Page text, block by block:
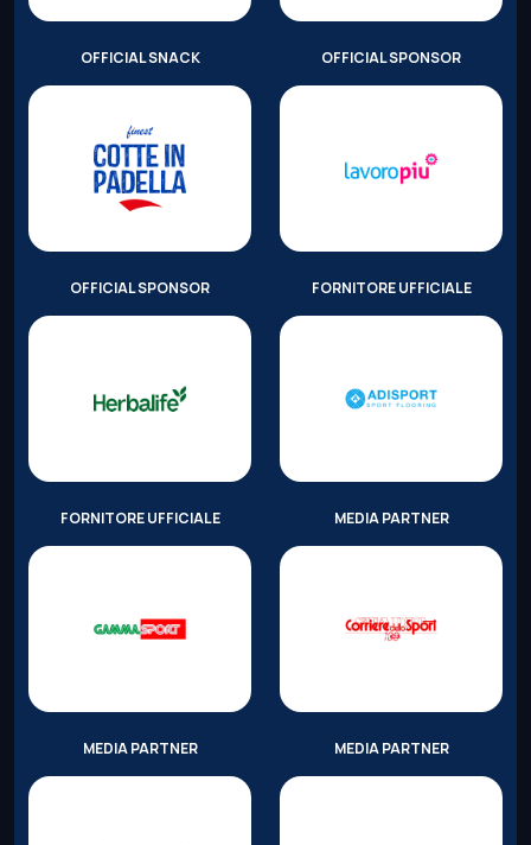
OFFICIAL SNACK OFFICIAL SPONSOR
OFFICIAL SPONSOR FORNITORE UFFICIALE
FORNITORE UFFICIALE MEDIA PARTNER
MEDIA PARTNER MEDIA PARTNER